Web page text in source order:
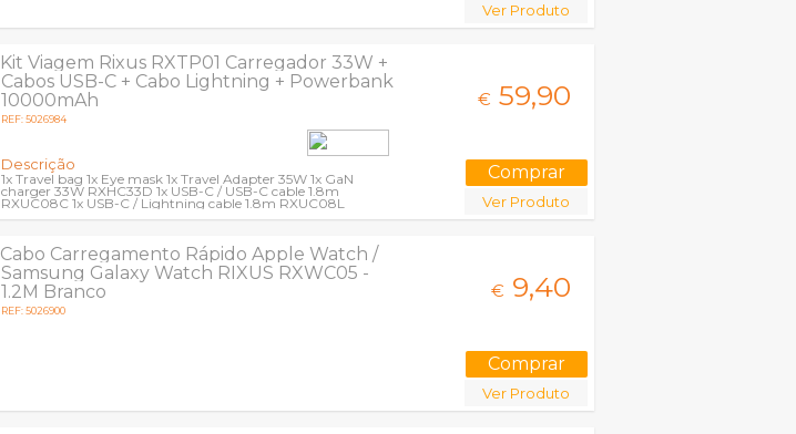
Ver Produto
Kit Viagem Rixus RXTP01 Carregador 33W +
Cabos USB-C + Cabo Lightning + Powerbank
10000mAh
REF: 5026984
Descrição
1x Travel bag 1x Eye mask 1x Travel Adapter 35W 1x GaN
charger 33W RXHC33D 1x USB-C / USB-C cable 1.8m
RXUC08C 1x USB-C / Lightning cable 1.8m RXUC08L
1x Powerbank...
€ 59,90
Ver Produto
Cabo Carregamento Rápido Apple Watch /
Samsung Galaxy Watch RIXUS RXWC05 -
1.2M Branco
REF: 5026900
€ 9,40
Ver Produto